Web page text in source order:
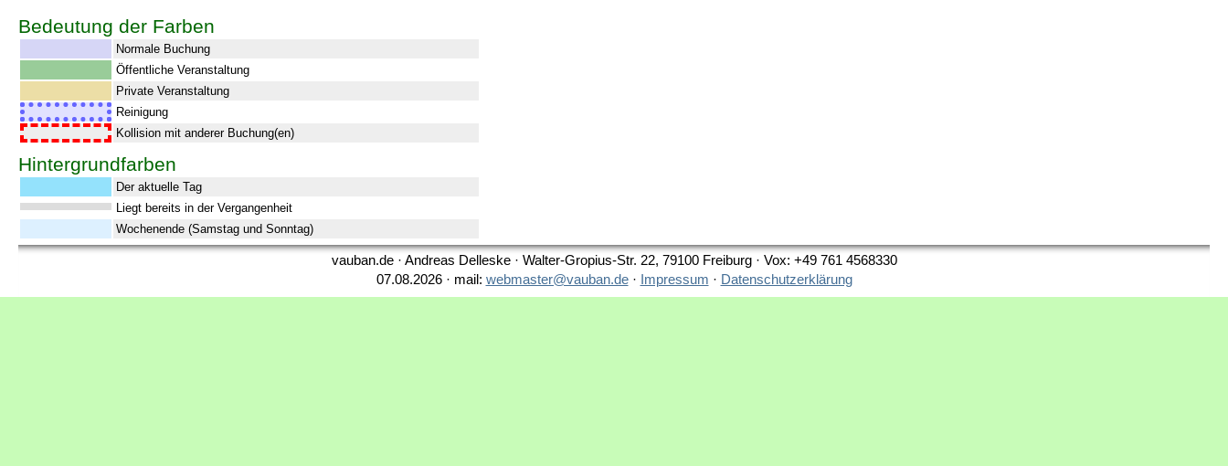
Bedeutung der Farben
Normale Buchung
Öffentliche Veranstaltung
Private Veranstaltung
Reinigung
Kollision mit anderer Buchung(en)
Hintergrundfarben
Der aktuelle Tag
Liegt bereits in der Vergangenheit
Wochenende (Samstag und Sonntag)
vauban.de · Andreas Delleske · Walter-Gropius-Str. 22, 79100 Freiburg · Vox: +49 761 4568330
07.08.2026 · mail: webmaster@vauban.de· Impressum · Datenschutzerklärung